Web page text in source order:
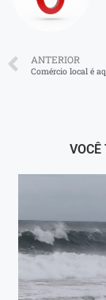
ANTERIOR
VOCÊ